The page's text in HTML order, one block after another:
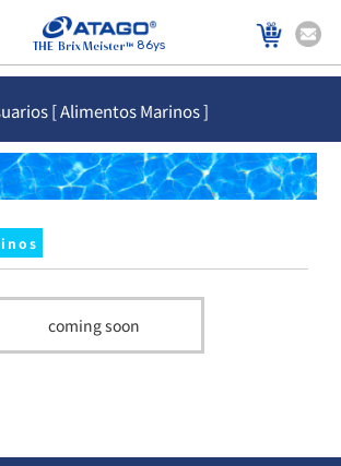
86ys
[ Alimentos Marinos ]
coming soon